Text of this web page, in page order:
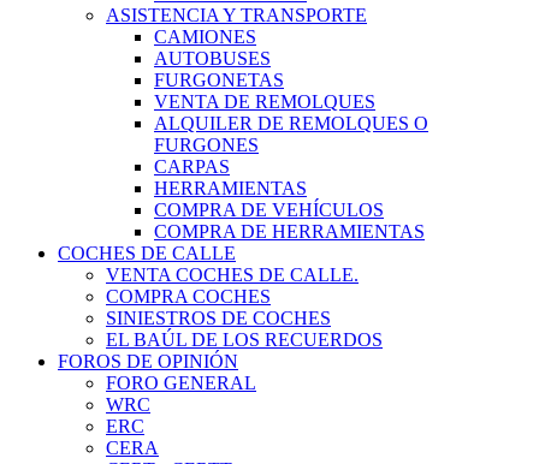
ASISTENCIA Y TRANSPORTE
CAMIONES
AUTOBUSES
FURGONETAS
VENTA DE REMOLQUES
ALQUILER DE REMOLQUES O
FURGONES
CARPAS
HERRAMIENTAS
COMPRA DE VEHÍCULOS
COMPRA DE HERRAMIENTAS
COCHES DE CALLE
VENTA COCHES DE CALLE.
COMPRA COCHES
SINIESTROS DE COCHES
EL BAÚL DE LOS RECUERDOS
FOROS DE OPINIÓN
FORO GENERAL
WRC
ERC
CERA